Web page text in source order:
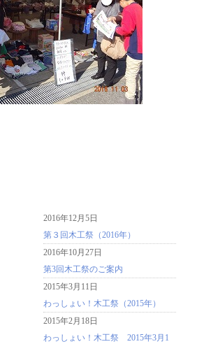
2016年12月5日
第３回木工祭（2016年）
2016年10月27日
第3回木工祭のご案内
2015年3月11日
わっしょい！木工祭（2015年）
2015年2月18日
わっしょい！木工祭 2015年3月1